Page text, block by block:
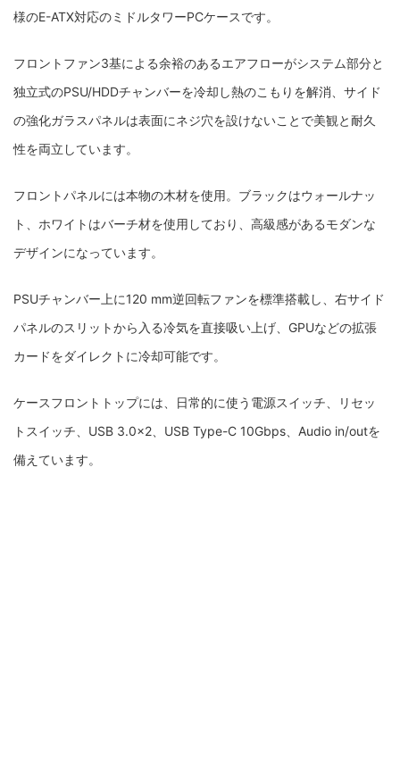
様のE-ATX対応のミドルタワーPCケースです。
フロントファン3基による余裕のあるエアフローがシステム部分と
独立式のPSU/HDDチャンバーを冷却し熱のこもりを解消、サイド
の強化ガラスパネルは表面にネジ穴を設けないことで美観と耐久
性を両立しています。
フロントパネルには本物の木材を使用。ブラックはウォールナッ
ト、ホワイトはバーチ材を使用しており、高級感があるモダンな
デザインになっています。
PSUチャンバー上に120 mm逆回転ファンを標準搭載し、右サイド
パネルのスリットから入る冷気を直接吸い上げ、GPUなどの拡張
カードをダイレクトに冷却可能です。
ケースフロントトップには、日常的に使う電源スイッチ、リセッ
トスイッチ、USB 3.0×2、USB Type-C 10Gbps、Audio in/outを
備えています。